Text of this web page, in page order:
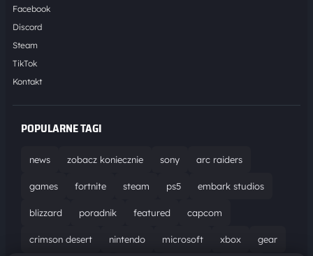
Facebook
Discord
Steam
TikTok
Kontakt
POPULARNE TAGI
news zobacz koniecznie sony arc raiders
games fortnite steam ps5 embark studios
blizzard poradnik featured capcom
crimson desert nintendo microsoft xbox gear